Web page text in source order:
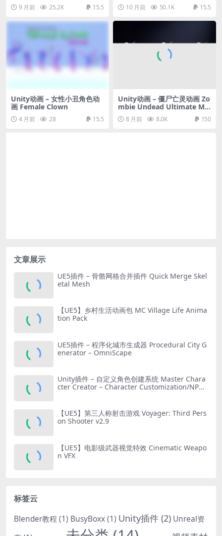
9 月前 25.2K 15.5 10 月前 50.1K 15.5
Unity动画 – 女性小丑角色动
画 Female Clown
4 月前 28 15.5
Unity动画 – 僵尸亡灵动画 Zo
mbie Undead Ultimate Me
gaPack- 12 Families + Boss
– 37 Characters + Animatio
8 月前 8.0K 150
文章展示
UE5插件 – 骨骼网格合并插件 Quick Merge Skel
etal Mesh
【UE5】乡村生活动画包 MC Village Life Anima
tion Pack
UE5插件 – 程序化城市生成器 Procedural City G
enerator – OmniScape
Unity插件 – 自定义角色创建系统 Master Chara
cter Creator – Character Customization/NPC
【UE5】第三人称射击游戏 Voyager: Third Pers
on Shooter v2.9
【UE5】电影级武器视觉特效 Cinematic Weapo
n VFX
标签云
Blender教程 (1) BusyBoxx(1) Unity插件 (2) Unreal资